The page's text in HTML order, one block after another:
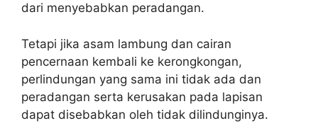
dari menyebabkan peradangan.
Tetapi jika asam lambung dan cairan
pencernaan kembali ke kerongkongan,
perlindungan yang sama ini tidak ada dan
peradangan serta kerusakan pada lapisan
dapat disebabkan oleh tidak dilindunginya.